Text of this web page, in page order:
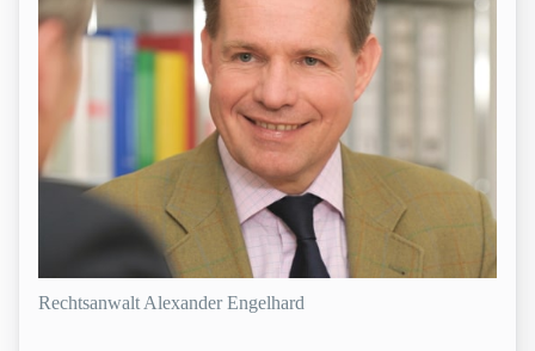
Rechtsanwalt Alexander Engelhard